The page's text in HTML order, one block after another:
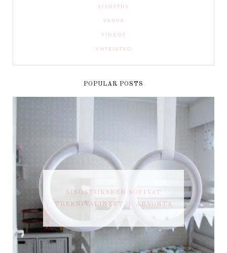
SISUSTUS
VAUVA
VIDEOT
YHTEISTYÖ
POPULAR POSTS
SISUSTUKSEEN SOPIVAT
TREENIVÄLINEET + ARVONTA